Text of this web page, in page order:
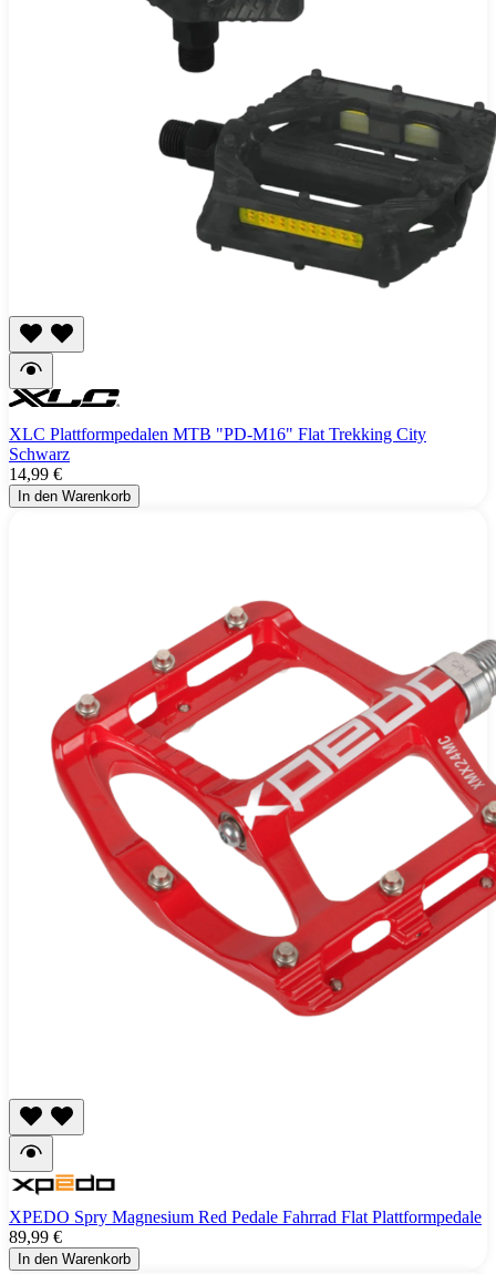
XLC Plattformpedalen MTB "PD-M16" Flat Trekking City
Schwarz
14,99 €
In den Warenkorb
XPEDO Spry Magnesium Red Pedale Fahrrad Flat Plattformpedale
89,99 €
In den Warenkorb